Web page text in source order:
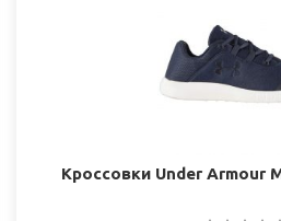
Кроссовки Under Armour